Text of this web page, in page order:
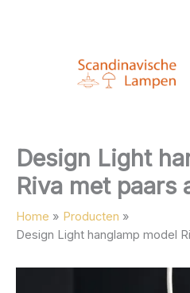
Design Light
Riva met paars
Home
Producten
Design Light hanglamp model